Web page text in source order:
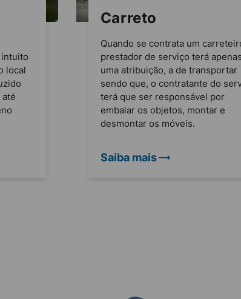
local
Carreto
Quando se contrata um
prestador de serviço terá apenas
uma atribuição, a de transportar
sendo que, o contratante do
terá que ser responsável por
embalar os objetos, montar e
desmontar os móveis.
Saiba mais